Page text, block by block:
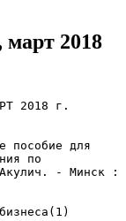
2018
науки и кадров, Белорусская государственная сельскохозяйственная академия. - Горки, 2018. - 50 с. (Шифр Вр/О-627 т. в.) Экземпляры: всего:11 - ХР(3), Фил.№9(4), Фил.ЗО(4) Изложены результаты и практический опыт по оптимизации технологии возделывания томата в открытом грунте. Изданные рекомендации позволят обозначить перспективы и возможности возделывания томата в открытом грунте, получение высоких, стабильных и регулярных урожаев этой ценной продукции для питания и сырья для перерабатывающих предприятий сочетая сохранение плодородия почвы, повышение ее продуктивности и получение экологически безопасной и конкурентоспособной продукции. 11. Оптимизация условий получения экологически чистой продукции (на примере салата) : рекомендации для руководителей и специалистов сельскохозяйственных организаций, фермерских хозяйств, слушателей ФПК и научных сотрудников / А . В. Кильчевский [и др.] ; Министерство сельского хозяйства и продовольствия Республики Беларусь, Главное управление образования, науки и кадров, Белорусская государственная сельскохозяйственная академия, Национальная академия наук Беларуси, Институт экспериментальной ботаники им. В. Ф. Купревича. - Горки, 2018. - 28 с. (Шифр Вр/О-627 у. п.) Экземпляры: всего:11 - ХР(3), Фил.№9(4), Фил.ЗО(4) Изложены результаты получения экологически чистой продукции салата, выращенного на ионообменном субстрате Триона в условиях постоянного режима освещения светодиодными источниками света. 12. Соляник, Александр Владимирович. Гигиена и экология животных: методология кодификации : монография: в двух частях / А. В. Соляник, В. В. Соляник, С. В. Соляник ; Министерство сельского хозяйства и продовольствия Республики Беларусь, Главное управление образования, науки и кадров, Белорусская государственная сельскохозяйственная академия. - Горки. - 2018. - ISBN 978-985-467-770-5 Ч. 1. - 370 с). (Шифр 619:614/С 609 г. и. / 1) Экземпляры: всего:1 - ЧЗ(1) Ч. 2. - 274